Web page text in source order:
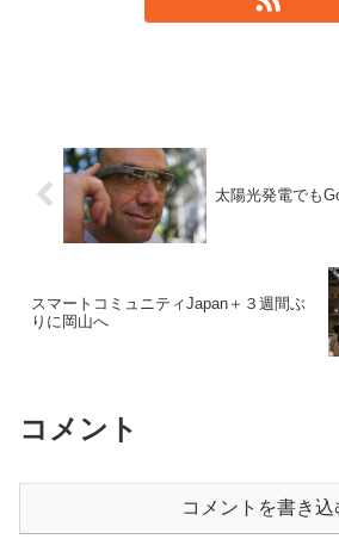
太陽光発電でも
スマートコミュニティJapan＋３週間ぶ
りに岡山へ
コメント
コメントを書き込